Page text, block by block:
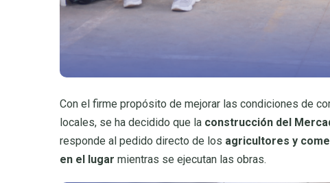
Con el firme propósito de mejorar las condiciones de
locales, se ha decidido que la construcción del
responde al pedido directo de los agricultores y
en el lugar mientras se ejecutan las obras.